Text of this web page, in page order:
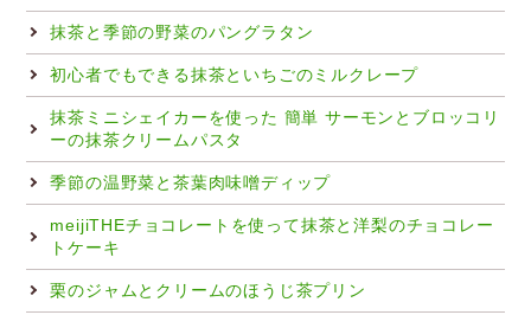
抹茶と季節の野菜のパングラタン
初心者でもできる抹茶といちごのミルクレープ
抹茶ミニシェイカーを使った 簡単 サーモンとブロッコリ
ーの抹茶クリームパスタ
季節の温野菜と茶葉肉味噌ディップ
meijiTHEチョコレートを使って抹茶と洋梨のチョコレー
トケーキ
栗のジャムとクリームのほうじ茶プリン